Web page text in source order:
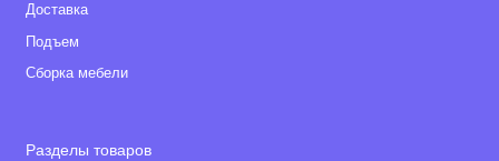
Доставка
Подъем
Сборка мебели
Разделы товаров